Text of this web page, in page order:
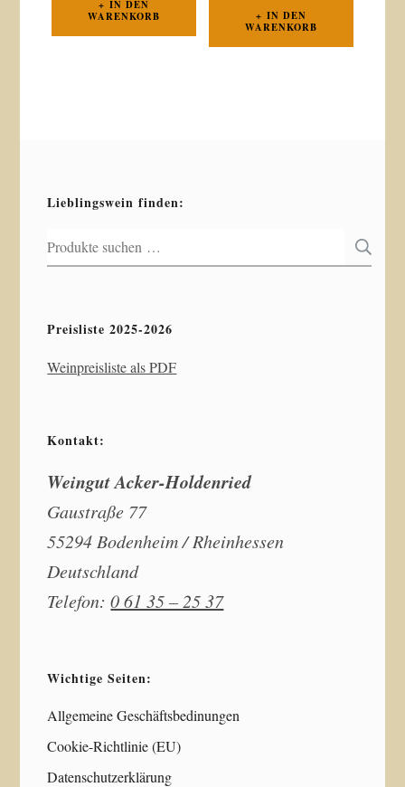
IN DEN
WARENKORB
IN DEN
WARENKORB
Lieblingswein finden:
Suchen
nach:
Preisliste 2025-2026
Weinpreisliste als PDF
Kontakt:
Weingut Acker-Holdenried
Gaustraße 77
55294 Bodenheim / Rheinhessen
Deutschland
Telefon:0 61 35 – 25 37
Wichtige Seiten:
Allgemeine Geschäftsbedinungen
Cookie-Richtlinie (EU)
Datenschutzerklärung